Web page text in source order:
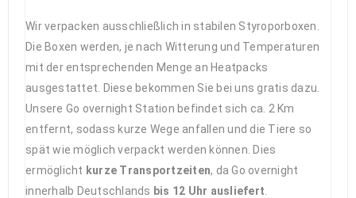
Wir verpacken ausschließlich in stabilen Styroporboxen.
Die Boxen werden, je nach Witterung und Temperaturen
mit der entsprechenden Menge an Heatpacks
ausgestattet. Diese bekommen Sie bei uns gratis dazu.
Unsere Go overnight Station befindet sich ca. 2 Km
entfernt, sodass kurze Wege anfallen und die Tiere so
spät wie möglich verpackt werden können. Dies
ermöglicht kurze Transportzeiten, da Go overnight
innerhalb Deutschlands bis 12 Uhr ausliefert